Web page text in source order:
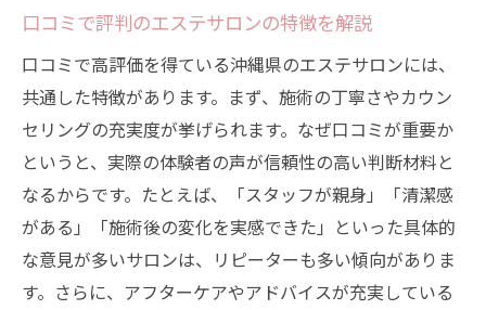
口コミで評判のエステサロンの特徴を解説
口コミで高評価を得ている沖縄県のエステサロンには、
共通した特徴があります。まず、施術の丁寧さやカウン
セリングの充実度が挙げられます。なぜ口コミが重要か
というと、実際の体験者の声が信頼性の高い判断材料と
なるからです。たとえば、「スタッフが親身」「清潔感
がある」「施術後の変化を実感できた」といった具体的
な意見が多いサロンは、リピーターも多い傾向がありま
す。さらに、アフターケアやアドバイスが充実している